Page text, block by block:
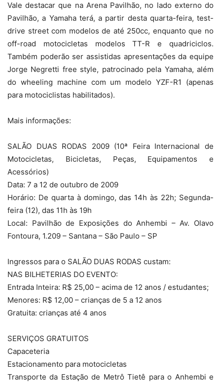
Vale destacar que na Arena Pavilhão, no lado externo do
Pavilhão, a Yamaha terá, a partir desta quarta-feira, test-
drive street com modelos de até 250cc, enquanto que no
off-road motocicletas modelos TT-R e quadriciclos.
Também poderão ser assistidas apresentações da equipe
Jorge Negretti free style, patrocinado pela Yamaha, além
do wheeling machine com um modelo YZF-R1 (apenas
para motociclistas habilitados).
Mais informações:
SALÃO DUAS RODAS 2009 (10ª Feira Internacional de
Motocicletas, Bicicletas, Peças, Equipamentos e
Acessórios)
Data: 7 a 12 de outubro de 2009
Horário: De quarta à domingo, das 14h às 22h; Segunda-
feira (12), das 11h às 19h
Local: Pavilhão de Exposições do Anhembi – Av. Olavo
Fontoura, 1.209 – Santana – São Paulo – SP
Ingressos para o SALÃO DUAS RODAS custam:
NAS BILHETERIAS DO EVENTO:
Entrada Inteira: R$ 25,00 – acima de 12 anos / estudantes;
Menores: R$ 12,00 – crianças de 5 a 12 anos
Gratuita: crianças até 4 anos
SERVIÇOS GRATUITOS
Capaceteria
Estacionamento para motocicletas
Transporte da Estação de Metrô Tietê para o Anhembi e